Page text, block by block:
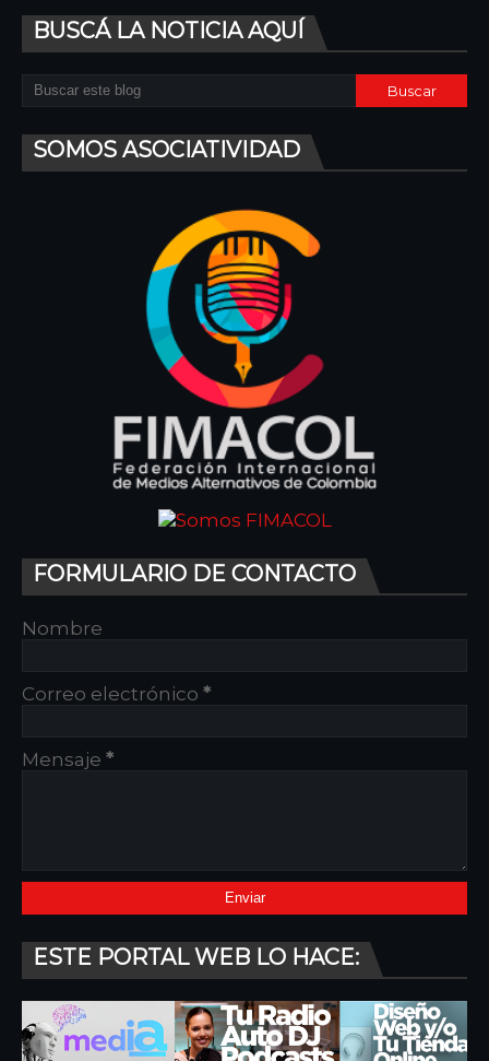
BUSCÁ LA NOTICIA AQUÍ
SOMOS ASOCIATIVIDAD
FORMULARIO DE CONTACTO
Nombre
Correo electrónico *
Mensaje *
ESTE PORTAL WEB LO HACE: